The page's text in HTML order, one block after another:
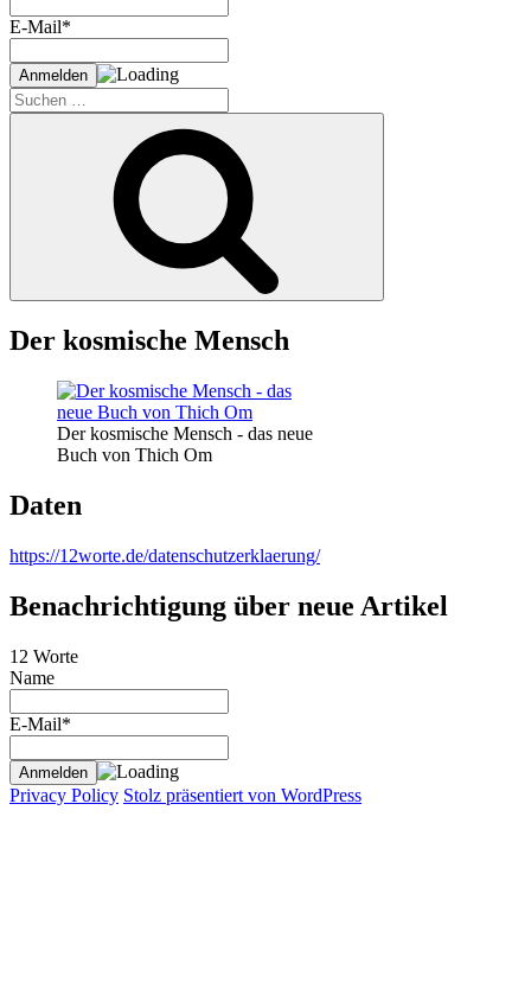
E-Mail*
Suche
nach:
Der kosmische Mensch
Der kosmische Mensch - das neue
Buch von Thich Om
Daten
https://12worte.de/datenschutzerklaerung/
Benachrichtigung über neue Artikel
12 Worte
Name
E-Mail*
Privacy Policy Stolz präsentiert von WordPress